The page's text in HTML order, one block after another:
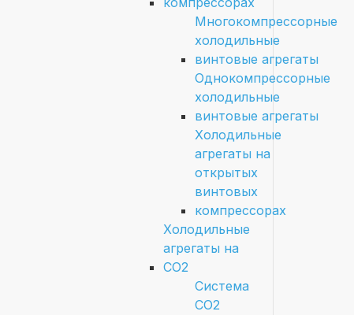
Многокомпрессорные
холодильные
винтовые агрегаты
Однокомпрессорные
холодильные
винтовые агрегаты
Холодильные
агрегаты на
открытых
винтовых
компрессорах
Холодильные
агрегаты на
CO2
Система
СО2